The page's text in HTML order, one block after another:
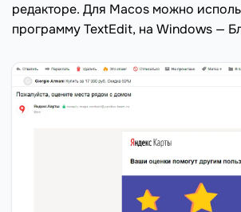
редакторе. Для Macos можно
программу TextEdit, на Windows —